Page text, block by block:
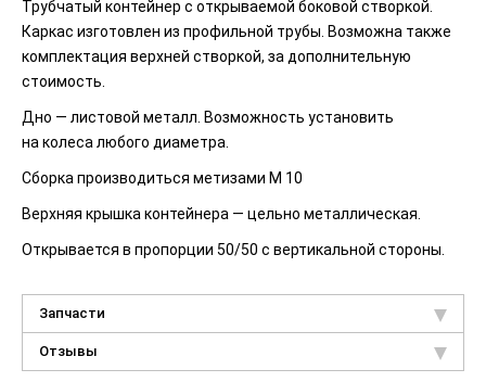
Трубчатый контейнер с открываемой боковой створкой.
Каркас изготовлен из профильной трубы. Возможна также
комплектация верхней створкой, за дополнительную
стоимость.
Дно — листовой металл. Возможность установить
на колеса любого диаметра.
Сборка производиться метизами М 10
Верхняя крышка контейнера — цельно металлическая.
Открывается в пропорции 50/50 с вертикальной стороны.
Запчасти
Отзывы